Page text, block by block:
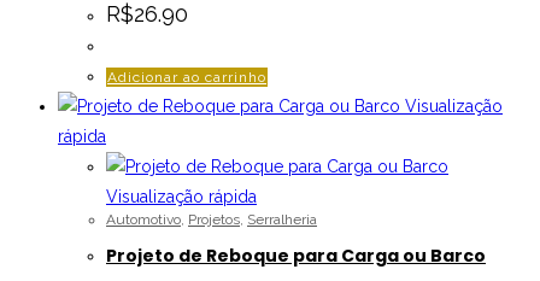
R$26.90
Adicionar ao carrinho
Visualização
rápida
Visualização rápida
Automotivo, Projetos, Serralheria
Projeto de Reboque para Carga ou Barco